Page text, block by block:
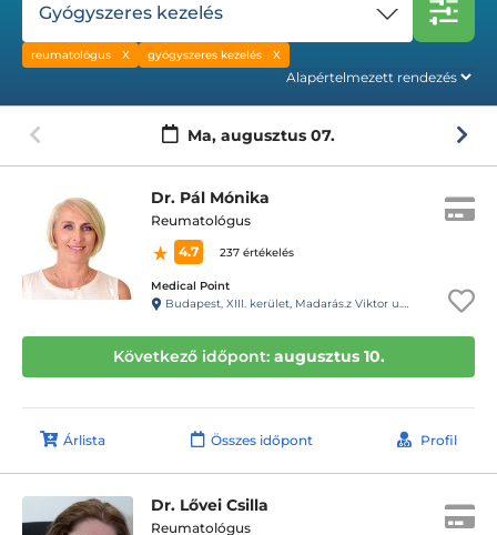
Gyógyszeres kezelés
reumatológus gyógyszeres kezelés
Ma, augusztus 07.
Dr. Pál Mónika
Reumatológus
4.7
237 értékelés
Medical Point
Budapest, XIII. kerület, Madarás.z Viktor u. 47-49. fszt
Következő időpont: augusztus 10.
Árlista Összes időpont Profil
Dr. Lővei Csilla
Reumatológus